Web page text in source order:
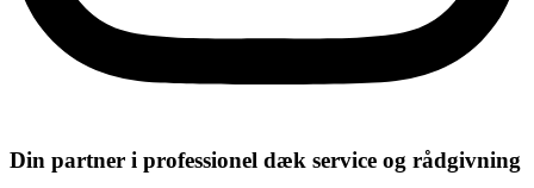
Din partner i professionel dæk service og rådgivning